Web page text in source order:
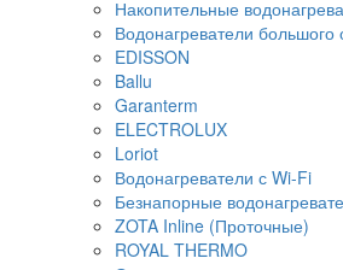
Накопительные
Водонагреватели
EDISSON
Ballu
Garanterm
ELECTROLUX
Loriot
Водонагреватели с Wi-Fi
Безнапорные
ZOTA Inline (Проточные)
ROYAL THERMO